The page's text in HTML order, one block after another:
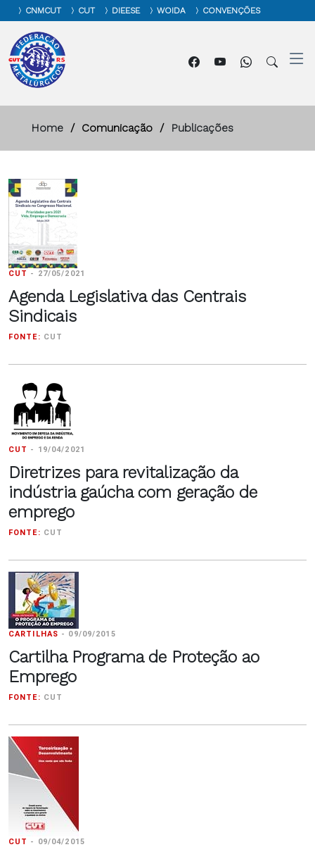
CNMCUT CUT DIEESE WOIDA CONVENÇÕES
Home Comunicação Publicações
CUT - 27/05/2021
Agenda Legislativa das Centrais
Sindicais
FONTE: CUT
CUT - 19/04/2021
Diretrizes para revitalização da
indústria gaúcha com geração de
emprego
FONTE: CUT
CARTILHAS - 09/09/2015
Cartilha Programa de Proteção ao
Emprego
FONTE: CUT
CUT - 09/04/2015